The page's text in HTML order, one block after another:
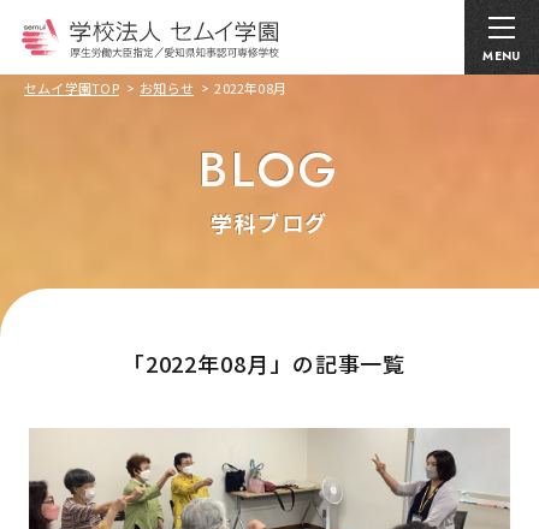
MENU
セムイ学園TOP お知らせ 2022年08月
BLOG
学科ブログ
｢2022年08月」の記事一覧